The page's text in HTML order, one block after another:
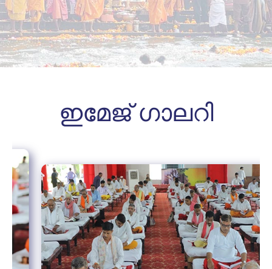
ഇമേജ് ഗാലറി